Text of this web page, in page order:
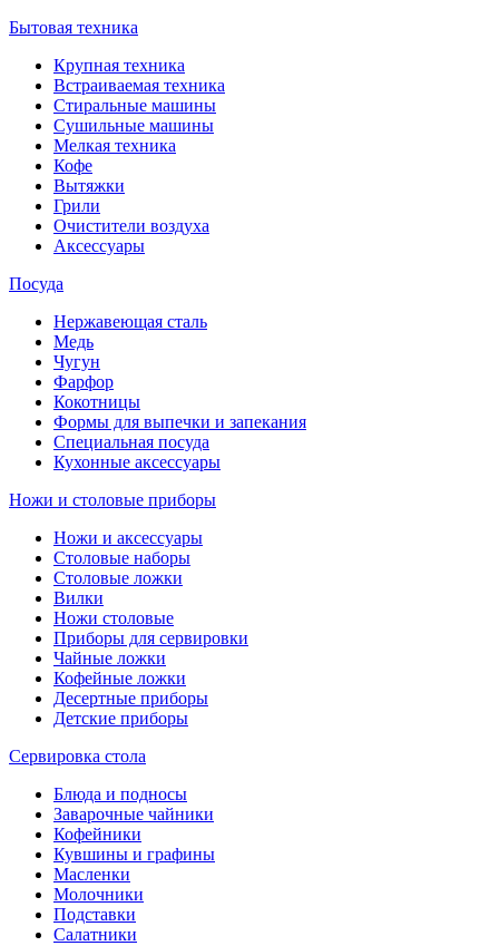
Бытовая техника
Крупная техника
Встраиваемая техника
Стиральные машины
Сушильные машины
Мелкая техника
Кофе
Вытяжки
Грили
Очистители воздуха
Аксессуары
Посуда
Нержавеющая сталь
Медь
Чугун
Фарфор
Кокотницы
Формы для выпечки и запекания
Специальная посуда
Кухонные аксессуары
Ножи и столовые приборы
Ножи и аксессуары
Столовые наборы
Столовые ложки
Вилки
Ножи столовые
Приборы для сервировки
Чайные ложки
Кофейные ложки
Десертные приборы
Детские приборы
Сервировка стола
Блюда и подносы
Заварочные чайники
Кофейники
Кувшины и графины
Масленки
Молочники
Подставки
Салатники